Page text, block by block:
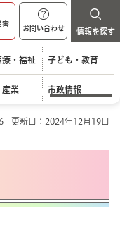
害
お問い合わせ 情報を探す
療・福祉 子ども・教育
産業 市政情報
更新日：2024年12月19日